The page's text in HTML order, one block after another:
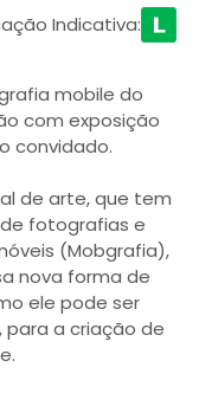
Indicativa:
mobile do
com exposição
convidado.
de arte, que tem
fotografias e
(Mobgrafia),
nova forma de
ele pode ser
a criação de